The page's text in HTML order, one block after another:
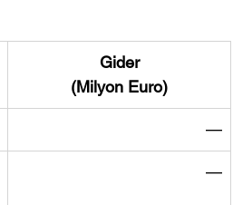
Gider
(Milyon Euro)
—
—